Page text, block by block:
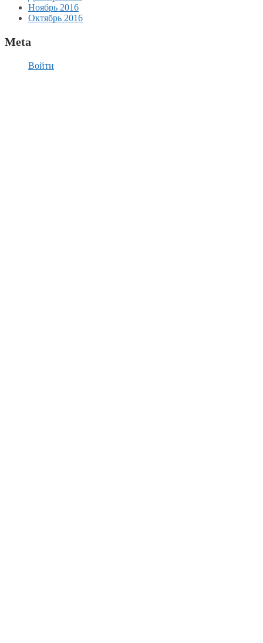
Ноябрь 2016
Октябрь 2016
Meta
Войти